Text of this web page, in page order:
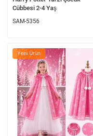
Cübbesi 2-4 Yaş
SAM-5356
Yeni Ürün